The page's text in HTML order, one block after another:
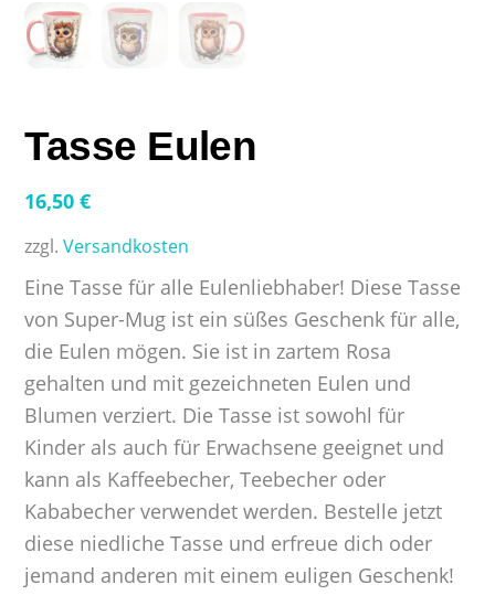
Tasse Eulen
16,50€
zzgl.Versandkosten
Eine Tasse für alle Eulenliebhaber! Diese Tasse
von Super-Mug ist ein süßes Geschenk für alle,
die Eulen mögen. Sie ist in zartem Rosa
gehalten und mit gezeichneten Eulen und
Blumen verziert. Die Tasse ist sowohl für
Kinder als auch für Erwachsene geeignet und
kann als Kaffeebecher, Teebecher oder
Kababecher verwendet werden. Bestelle jetzt
diese niedliche Tasse und erfreue dich oder
jemand anderen mit einem euligen Geschenk!